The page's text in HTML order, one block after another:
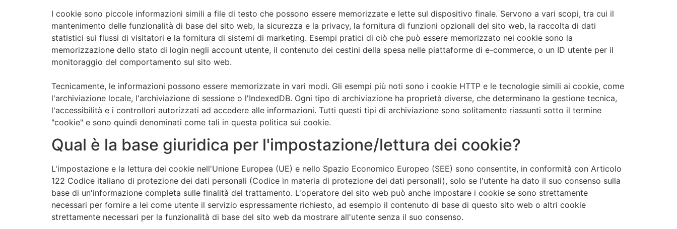
I cookie sono piccole informazioni simili a file di testo che possono essere memorizzate e lette sul dispositivo finale. Servono a vari scopi, tra cui il
mantenimento delle funzionalità di base del sito web, la sicurezza e la privacy, la fornitura di funzioni opzionali del sito web, la raccolta di dati
statistici sui flussi di visitatori e la fornitura di sistemi di marketing. Esempi pratici di ciò che può essere memorizzato nei cookie sono la
memorizzazione dello stato di login negli account utente, il contenuto dei cestini della spesa nelle piattaforme di e-commerce, o un ID utente per il
monitoraggio del comportamento sul sito web.
Tecnicamente, le informazioni possono essere memorizzate in vari modi. Gli esempi più noti sono i cookie HTTP e le tecnologie simili ai cookie, come
l'archiviazione locale, l'archiviazione di sessione o l'IndexedDB. Ogni tipo di archiviazione ha proprietà diverse, che determinano la gestione tecnica,
l'accessibilità e i controllori autorizzati ad accedere alle informazioni. Tutti questi tipi di archiviazione sono solitamente riassunti sotto il termine
"cookie" e sono quindi denominati come tali in questa politica sui cookie.
Qual è la base giuridica per l'impostazione/lettura dei cookie?
L'impostazione e la lettura dei cookie nell'Unione Europea (UE) e nello Spazio Economico Europeo (SEE) sono consentite, in conformità con Articolo
122 Codice italiano di protezione dei dati personali (Codice in materia di protezione dei dati personali), solo se l'utente ha dato il suo consenso sulla
base di un'informazione completa sulle finalità del trattamento. L'operatore del sito web può anche impostare i cookie se sono strettamente
necessari per fornire a lei come utente il servizio espressamente richiesto, ad esempio il contenuto di base di questo sito web o altri cookie
strettamente necessari per la funzionalità di base del sito web da mostrare all'utente senza il suo consenso.